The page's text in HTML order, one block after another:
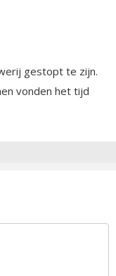
gestopt te zijn.
vonden het tijd